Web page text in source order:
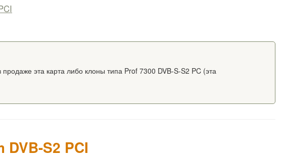
продаже эта карта либо клоны типа Prof 7300 DVB-S-S2 PC (эта
S2 PCI